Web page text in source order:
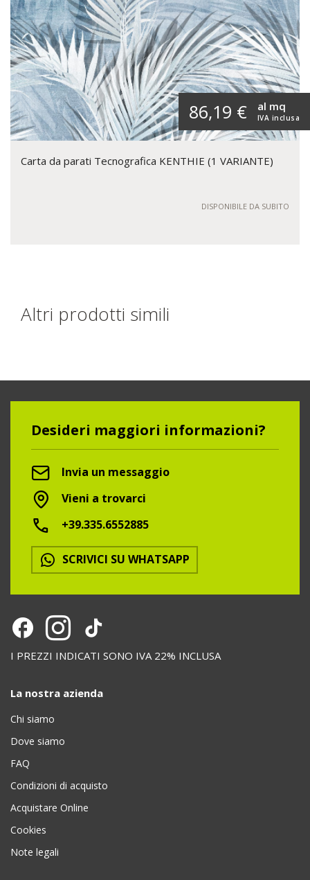
86,19 € IVA inclusa
al mq
Carta da parati Tecnografica KENTHIE (1 VARIANTE)
DISPONIBILE DA SUBITO
Altri prodotti simili
Desideri maggiori informazioni?
Invia un messaggio
Vieni a trovarci
+39.335.6552885
SCRIVICI SU WHATSAPP
I PREZZI INDICATI SONO IVA 22% INCLUSA
La nostra azienda
Chi siamo
Dove siamo
FAQ
Condizioni di acquisto
Acquistare Online
Cookies
Note legali